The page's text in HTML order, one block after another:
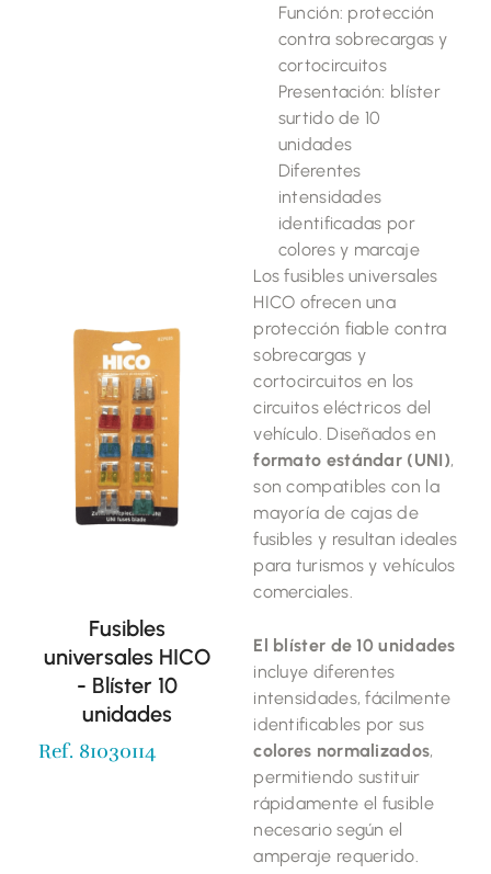
Función: protección
contra sobrecargas y
cortocircuitos
Presentación: blíster
surtido de 10
unidades
Diferentes
intensidades
identificadas por
colores y marcaje
Fusibles
universales HICO
- Blíster 10
unidades
Ref. 81030114
Los fusibles universales
HICO ofrecen una
protección fiable contra
sobrecargas y
cortocircuitos en los
circuitos eléctricos del
vehículo. Diseñados en
formato estándar (UNI),
son compatibles con la
mayoría de cajas de
fusibles y resultan ideales
para turismos y vehículos
comerciales.
El blíster de 10 unidades
incluye diferentes
intensidades, fácilmente
identificables por sus
colores normalizados,
permitiendo sustituir
rápidamente el fusible
necesario según el
amperaje requerido.